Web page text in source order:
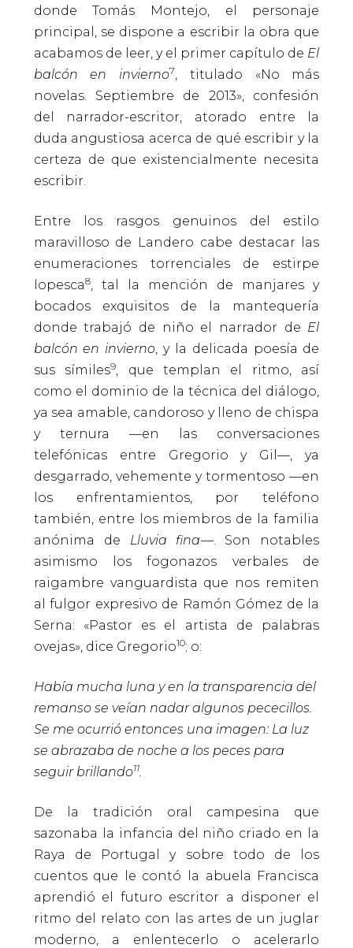
donde Tomás Montejo, el personaje
principal, se dispone a escribir la obra que
acabamos de leer, y el primer capítulo de El
balcón en invierno7
, titulado «No más
novelas. Septiembre de 2013», confesión
del narrador-escritor, atorado entre la
duda angustiosa acerca de qué escribir y la
certeza de que existencialmente necesita
escribir.
Entre los rasgos genuinos del estilo
maravilloso de Landero cabe destacar las
enumeraciones torrenciales de estirpe
lopesca8, tal la mención de manjares y
bocados exquisitos de la mantequería
donde trabajó de niño el narrador de El
balcón en invierno , y la delicada poesía de
sus símiles9
, que templan el ritmo, así
como el dominio de la técnica del diálogo,
ya sea amable, candoroso y lleno de chispa
y ternura —en las conversaciones
telefónicas entre Gregorio y Gil—, ya
desgarrado, vehemente y tormentoso —en
los enfrentamientos, por teléfono
también, entre los miembros de la familia
anónima de Lluvia fina—. Son notables
asimismo los fogonazos verbales de
raigambre vanguardista que nos remiten
al fulgor expresivo de Ramón Gómez de la
Serna: «Pastor es el artista de palabras
ovejas», dice Gregorio10; o:
Había mucha luna y en la transparencia del
remanso se veían nadar algunos pececillos.
Se me ocurrió entonces una imagen: La luz
se abrazaba de noche a los peces para
seguir brillando11.
De la tradición oral campesina que
sazonaba la infancia del niño criado en la
Raya de Portugal y sobre todo de los
cuentos que le contó la abuela Francisca
aprendió el futuro escritor a disponer el
ritmo del relato con las artes de un juglar
moderno, a enlentecerlo o acelerarlo